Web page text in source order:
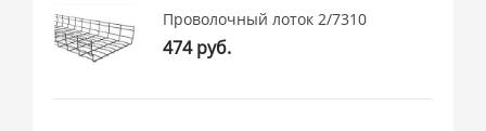
Проволочный лоток 2/7310
474 руб.